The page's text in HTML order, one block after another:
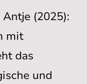
(2025):
mit
das
und